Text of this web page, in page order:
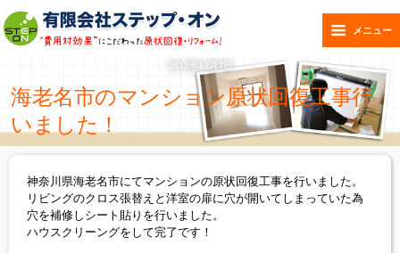
メニュー
2015年12月7日
海老名市のマンション原状回復工事行
いました！
神奈川県海老名市にてマンションの原状回復工事を行いました。
リビングのクロス張替えと洋室の扉に穴が開いてしまっていた為
穴を補修しシート貼りを行いました。
ハウスクリーングをして完了です！